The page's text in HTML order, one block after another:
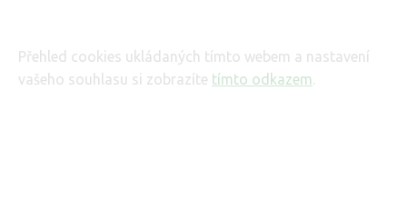
Přehled cookies ukládaných tímto webem a nastavení
vašeho souhlasu si zobrazíte tímto odkazem.